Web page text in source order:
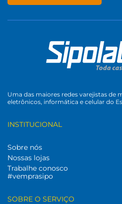
Uma das maiores redes varejistas de
eletrônicos, informática e celular do
INSTITUCIONAL
Sobre nós
Nossas lojas
Trabalhe conosco
#vemprasipo
SOBRE O SERVIÇO